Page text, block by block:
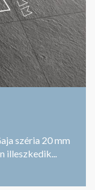
széria 20 mm
illeszkedik...